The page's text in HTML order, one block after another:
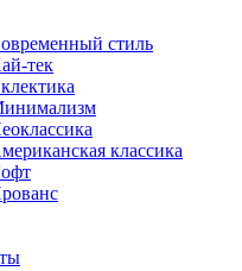
стиль
тек
классика